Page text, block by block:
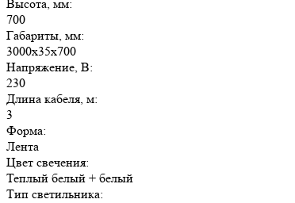
Высота, мм:
700
Габариты, мм:
3000х35х700
Напряжение, В:
230
Длина кабеля, м:
3
Форма:
Лента
Цвет свечения:
Теплый белый + белый
Тип светильника: